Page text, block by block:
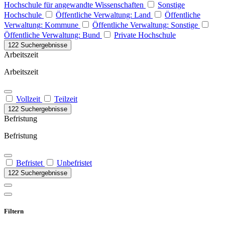
Hochschule für angewandte Wissenschaften
Sonstige
Hochschule
Öffentliche Verwaltung: Land
Öffentliche
Verwaltung: Kommune
Öffentliche Verwaltung: Sonstige
Öffentliche Verwaltung: Bund
Private Hochschule
122 Suchergebnisse
Arbeitszeit
Arbeitszeit
Vollzeit Teilzeit
122 Suchergebnisse
Befristung
Befristung
Befristet Unbefristet
122 Suchergebnisse
Filtern